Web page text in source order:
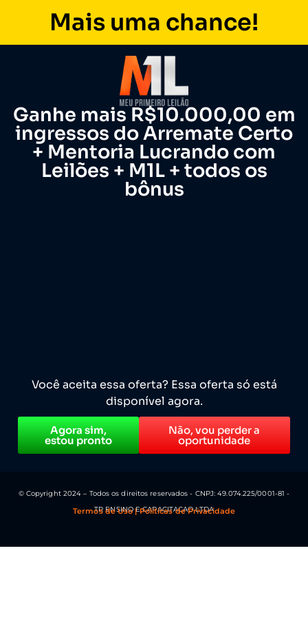
Mais uma chance!
Ganhe mais R$10.000,00 em
ingressos do Arremate Certo
+ Mentoria Lucrando com
Leilões + M1L + todos os
bônus
Você aceita essa oferta? Essa oferta só está
disponível agora.
Agora sim,
estou pronto
Não, vou perder a
oportunidade
© Copyright 2024 – Todos os direitos reservados - CNPJ: 49.074.225/0001-81 -
TR ENSINO E CAPACITACAO LTDA
Termos de Uso | Políticas de Privacidade